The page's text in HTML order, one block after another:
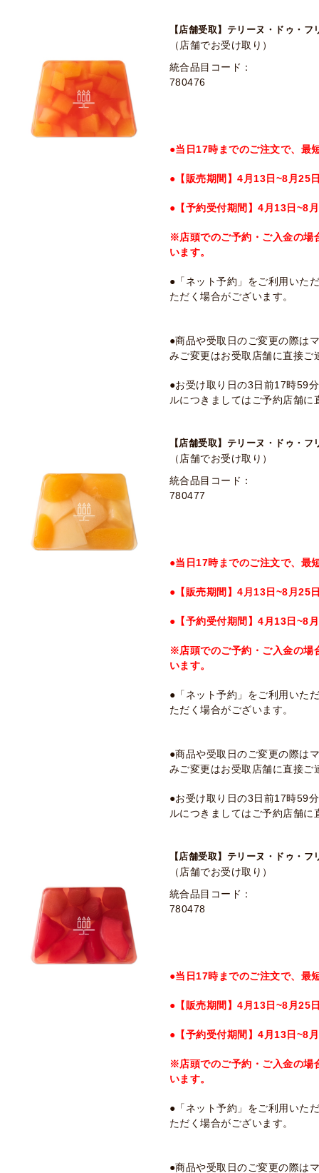
【店舗受取】テリーヌ・ドゥ・
（店舗でお受け取り）
統合品目コード：
780476
●当日17時までのご注文で、最
●【販売期間】4月13日~8月25
●【予約受付期間】4月13日~8
※店頭でのご予約・ご入金の場
います。
●「ネット予約」をご利用いた
ただく場合がございます。
●商品や受取日のご変更の際は
みご変更はお受取店舗に直接ご
●お受け取り日の3日前17時59
ルにつきましてはご予約店舗に
【店舗受取】テリーヌ・ドゥ・
（店舗でお受け取り）
統合品目コード：
780477
●当日17時までのご注文で、最
●【販売期間】4月13日~8月25
●【予約受付期間】4月13日~8
※店頭でのご予約・ご入金の場
います。
●「ネット予約」をご利用いた
ただく場合がございます。
●商品や受取日のご変更の際は
みご変更はお受取店舗に直接ご
●お受け取り日の3日前17時59
ルにつきましてはご予約店舗に
【店舗受取】テリーヌ・ドゥ・
（店舗でお受け取り）
統合品目コード：
780478
●当日17時までのご注文で、最
●【販売期間】4月13日~8月25
●【予約受付期間】4月13日~8
※店頭でのご予約・ご入金の場
います。
●「ネット予約」をご利用いた
ただく場合がございます。
●商品や受取日のご変更の際は